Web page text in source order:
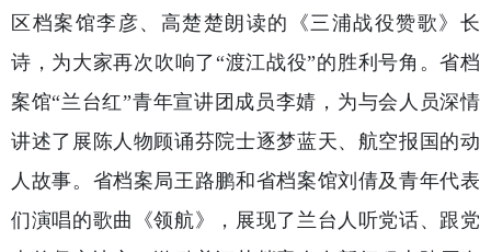
区档案馆李彦、高楚楚朗读的《三浦战役赞歌》长
诗，为大家再次吹响了“渡江战役”的胜利号角。省档
案馆“兰台红”青年宣讲团成员李婧，为与会人员深情
讲述了展陈人物顾诵芬院士逐梦蓝天、航空报国的动
人故事。省档案局王路鹏和省档案馆刘倩及青年代表
们演唱的歌曲《领航》，展现了兰台人听党话、跟党